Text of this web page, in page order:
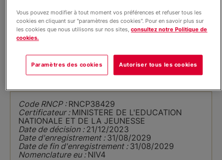
ACCUEIL, HOTELLERIE, TOURISME
Certifications RNCP
Code RNCP :RNCP1011
Code RNCP :RNCP38429
Certificateur : MINISTERE DE L'EDUCATION
NATIONALE ET DE LA JEUNESSE
Date de décision : 21/12/2023
Date d'enregistrement : 31/08/2029
Date de fin d'enregistrement : 31/08/2029
Nomenclature eu : NIV4
Vous pouvez modifier à tout moment vos préférences et refuser tous les
cookies en cliquant sur "paramètres des cookies". Pour en savoir plus sur
les cookies que nous utilisons sur nos sites,consultez notre Politique de
cookies.
Paramètres des cookies Autoriser tous les cookies